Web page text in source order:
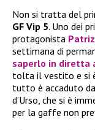
Non si tratta del
GF Vip 5. Uno dei
protagonista
settimana di
saperlo in diretta
tolta il vestito e si
tutto è accaduto
d’Urso, che si è
per la gaffe non